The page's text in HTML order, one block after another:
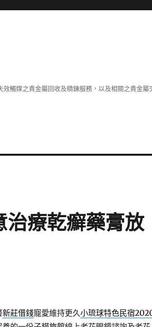
觸媒之貴金屬回收及精鍊服務，以及相關之貴金
治療乾癬藥膏放
新莊借錢寵愛維持更久小琉球特色民宿